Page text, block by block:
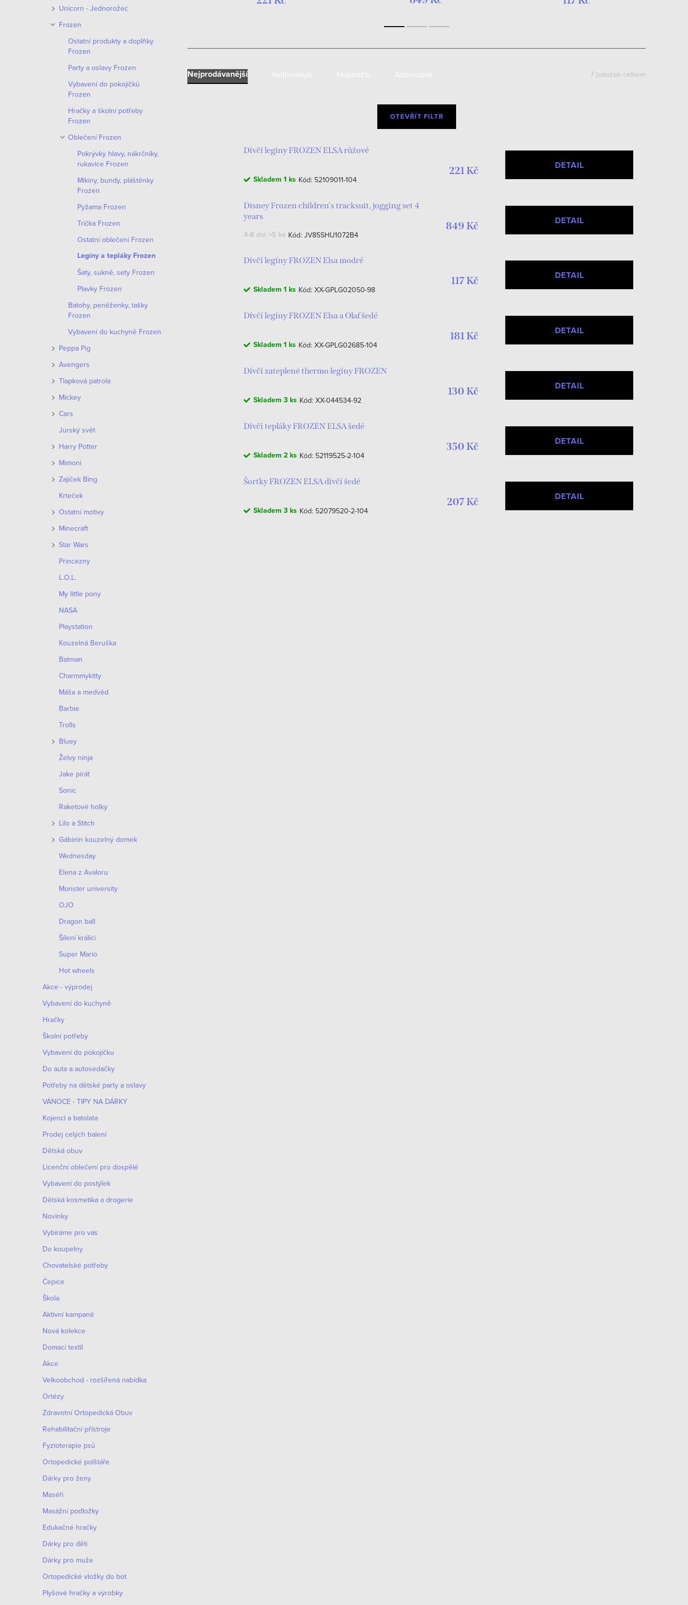
n
n
Unicorn - Jednorožec
Frozen
Ostatní produkty a doplňky
Frozen
Party a oslavy Frozen
Vybavení do pokojíčků
Frozen
Hračky a školní potřeby
Frozen
Oblečení Frozen
Pokrývky hlavy, nákrčníky,
rukavice Frozen
Mikiny, bundy, pláštěnky
Frozen
Pyžama Frozen
Trička Frozen
Ostatní oblečení Frozen
Legíny a tepláky Frozen
Šaty, sukně, sety Frozen
Plavky Frozen
Batohy, peněženky, tašky
Frozen
Vybavení do kuchyně Frozen
Peppa Pig
Avengers
Tlapková patrola
Mickey
Cars
Jurský svět
Harry Potter
Mimoni
Zajíček Bing
Krteček
Ostatní motivy
Minecraft
Star Wars
Princezny
L.O.L.
My little pony
NASA
Playstation
Kouzelná Beruška
Batman
Charmmykitty
Máša a medvěd
Barbie
Trolls
Bluey
Želvy ninja
Jake pirát
Sonic
Raketové holky
Lilo a Stitch
Gábinin kouzelný domek
Wednesday
Elena z Avaloru
Monster university
OJO
Dragon ball
Šílení králíci
Super Mario
Hot wheels
Akce - výprodej
Vybavení do kuchyně
Hračky
Školní potřeby
Vybavení do pokojíčku
Do auta a autosedačky
Potřeby na dětské party a oslavy
VÁNOCE - TIPY NA DÁRKY
Kojenci a batolata
Prodej celých balení
Dětská obuv
Licenční oblečení pro dospělé
Vybavení do postýlek
Dětská kosmetika a drogerie
Novinky
Vybíráme pro vás
Do koupelny
Chovatelské potřeby
Čepice
Škola
Aktivní kampaně
Nová kolekce
Domací textil
Akce
Velkoobchod - rozšířená nabídka
Ortézy
Zdravotní Ortopedická Obuv
Rehabilitační přístroje
Fyzioterapie psů
Ortopedické polštáře
Dárky pro ženy
Maséři
Masážní podložky
Edukačné hračky
Dárky pro děti
Dárky pro muže
Оrtopedické vložky do bot
Plyšové hračky a výrobky
Ř
Nejprodávanější 7 položek celkem
OTEVŘÍT FILTR
Dívčí legíny FROZEN ELSA růžové
Skladem 1 ks Kód: 52109011-104
221 Kč DETAIL
Disney Frozen children's tracksuit, jogging set 4
years
4-8 dní >5 ks Kód: JV85SHU1072B4
849 Kč DETAIL
Dívčí legíny FROZEN Elsa modré
Skladem 1 ks Kód: XX-GPLG02050-98
117 Kč DETAIL
Dívčí legíny FROZEN Elsa a Olaf šedé
Skladem 1 ks Kód: XX-GPLG02685-104
181 Kč DETAIL
Dívčí zateplené thermo legíny FROZEN
Skladem 3 ks Kód: XX-044534-92
130 Kč DETAIL
Dívčí tepláky FROZEN ELSA šedé
Skladem 2 ks Kód: 52119525-2-104
350 Kč DETAIL
Šortky FROZEN ELSA dívčí šedé
Skladem 3 ks Kód: 52079520-2-104
207 Kč DETAIL